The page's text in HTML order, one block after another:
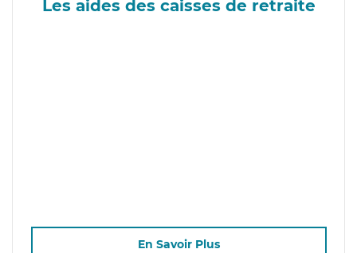
Les aides des caisses de retraite
En Savoir Plus